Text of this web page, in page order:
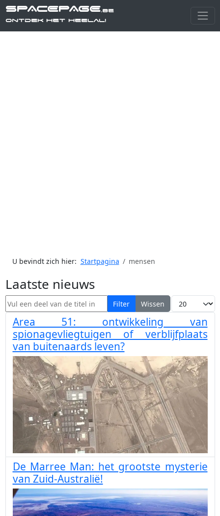
SPACEPAGE.be
Ontdek het heelal!
U bevindt zich hier: Startpagina mensen
Laatste nieuws
Vul een deel van de titel in Filter Wissen Toon #
Area 51: ontwikkeling van
spionagevliegtuigen of verblijfplaats
van buitenaards leven?
De Marree Man: het grootste mysterie
van Zuid-Australië!